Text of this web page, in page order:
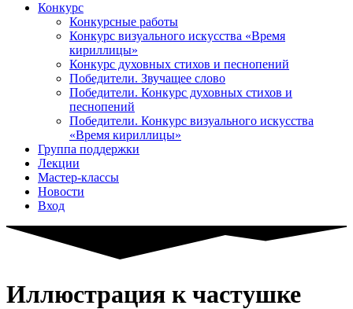
Конкурс
Конкурсные работы
Конкурс визуального искусства «Время
кириллицы»
Конкурс духовных стихов и песнопений
Победители. Звучащее слово
Победители. Конкурс духовных стихов и
песнопений
Победители. Конкурс визуального искусства
«Время кириллицы»
Группа поддержки
Лекции
Мастер-классы
Новости
Вход
Иллюстрация к частушке